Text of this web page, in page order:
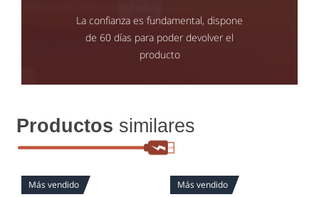
La confianza es fundamental, dispone
de 60 días para poder devolver el
producto
Productos similares
Más vendido Más vendido